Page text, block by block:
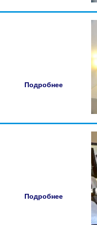
Подробнее
Подробнее